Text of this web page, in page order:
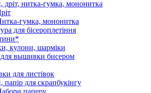
нитка-гумка, мононитка
гумка, мононитка
для бісероплетіння
кулони, шарміки
вышивки бисером
для листівок
папір для скрапбукінгу
паперу